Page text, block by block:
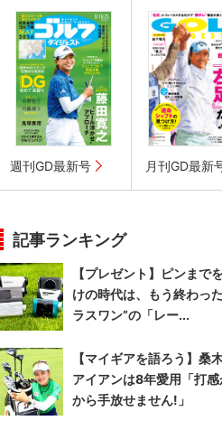
週刊GD最新号 月刊GD最新
記事ランキング
【プレゼント】ピンまで
けの時代は、もう終わっ
ラスワン”の「レー...
【マイギアを語ろう】桑
アイアンは8年愛用「打
から手放せません!」